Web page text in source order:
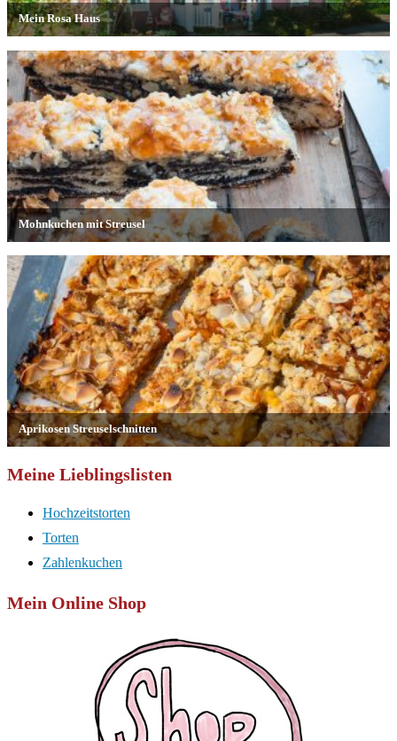
Meine Lieblingslisten
Hochzeitstorten
Torten
Zahlenkuchen
Mein Online Shop